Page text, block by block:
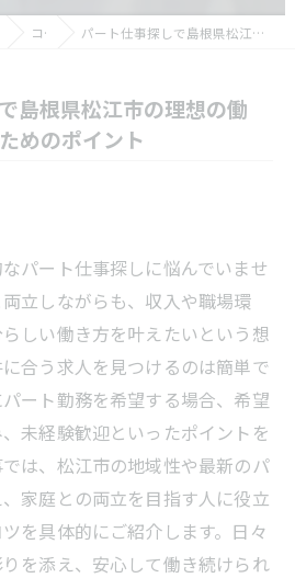
コラム パート仕事探しで島根県松江市の理想の働き方を実現するためのポイント
島根県松江市の理想の働
めのポイント
パート仕事探しに悩んでいませ
立しながらも、収入や職場環
しい働き方を叶えたいという想
合う求人を見つけるのは簡単で
ート勤務を希望する場合、希望
未経験歓迎といったポイントを
は、松江市の地域性や最新のパ
家庭との両立を目指す人に役立
を具体的にご紹介します。日々
を添え、安心して働き続けられ